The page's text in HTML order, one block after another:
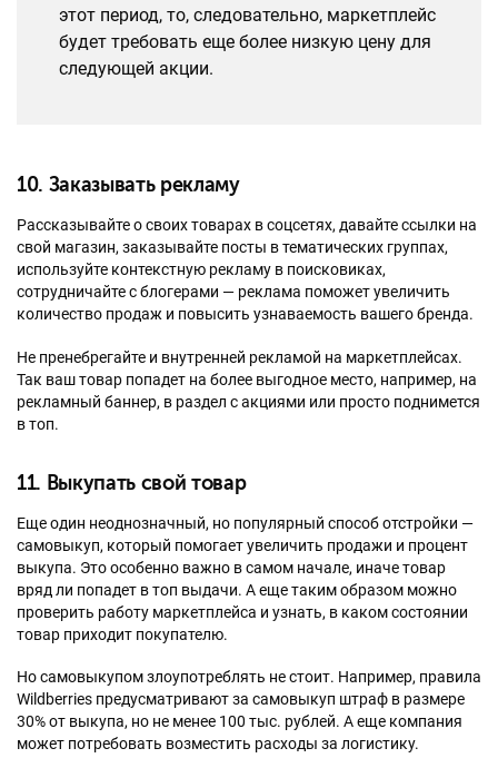
этот период, то, следовательно, маркетплейс
будет требовать еще более низкую цену для
следующей акции.
10. Заказывать рекламу
Рассказывайте о своих товарах в соцсетях, давайте ссылки на
свой магазин, заказывайте посты в тематических группах,
используйте контекстную рекламу в поисковиках,
сотрудничайте с блогерами — реклама поможет увеличить
количество продаж и повысить узнаваемость вашего бренда.
Не пренебрегайте и внутренней рекламой на маркетплейсах.
Так ваш товар попадет на более выгодное место, например, на
рекламный баннер, в раздел с акциями или просто поднимется
в топ.
11. Выкупать свой товар
Еще один неоднозначный, но популярный способ отстройки —
самовыкуп, который помогает увеличить продажи и процент
выкупа. Это особенно важно в самом начале, иначе товар
вряд ли попадет в топ выдачи. А еще таким образом можно
проверить работу маркетплейса и узнать, в каком состоянии
товар приходит покупателю.
Но самовыкупом злоупотреблять не стоит. Например, правила
Wildberries предусматривают за самовыкуп штраф в размере
30% от выкупа, но не менее 100 тыс. рублей. А еще компания
может потребовать возместить расходы за логистику.